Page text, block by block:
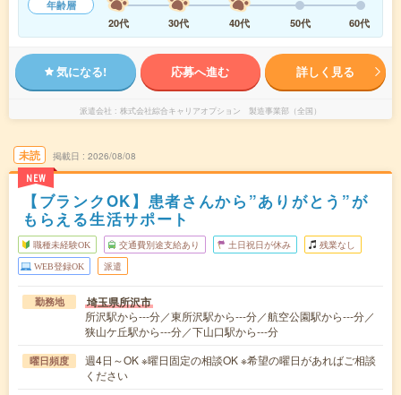
年齢層
20代
30代 40代 50代 60代
気になる! 応募へ進む 詳しく見る
派遣会社 株式会社綜合キャリアオプション 製造事業部（全国）
未読
NEW
掲載日 2026/08/08
【ブランクOK】患者さんから”ありがとう”が
もらえる生活サポート
職種未経験OK 交通費別途支給あり 土日祝日が休み 残業なし
WEB登録OK 派遣
勤務地 埼玉県所沢市
所沢駅から---分／東所沢駅から---分／航空公園駅から---分／
狭山ケ丘駅から---分／下山口駅から---分
曜日頻度
週4日～OK ※曜日固定の相談OK ※希望の曜日があればご相談
ください